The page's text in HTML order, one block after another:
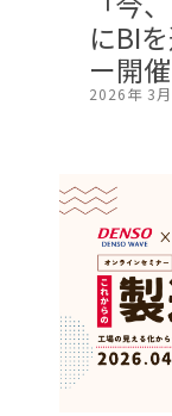
にBI
ー開催
2026年 3